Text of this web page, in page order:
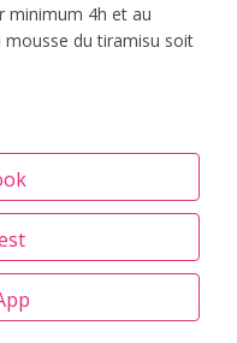
minimum 4h et au
du tiramisu soit